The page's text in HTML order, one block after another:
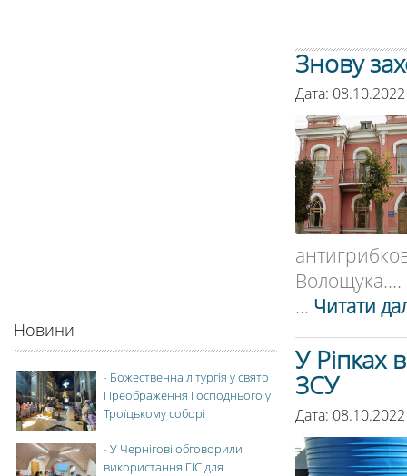
Знову
Дата:
Волощука....
... Читати
У Ріпках
ЗСУ
Дата:
Новини
- Божественна літургія у свято
Преображення Господнього у
Троїцькому соборі
-У Чернігові обговорили
використання ГІС для